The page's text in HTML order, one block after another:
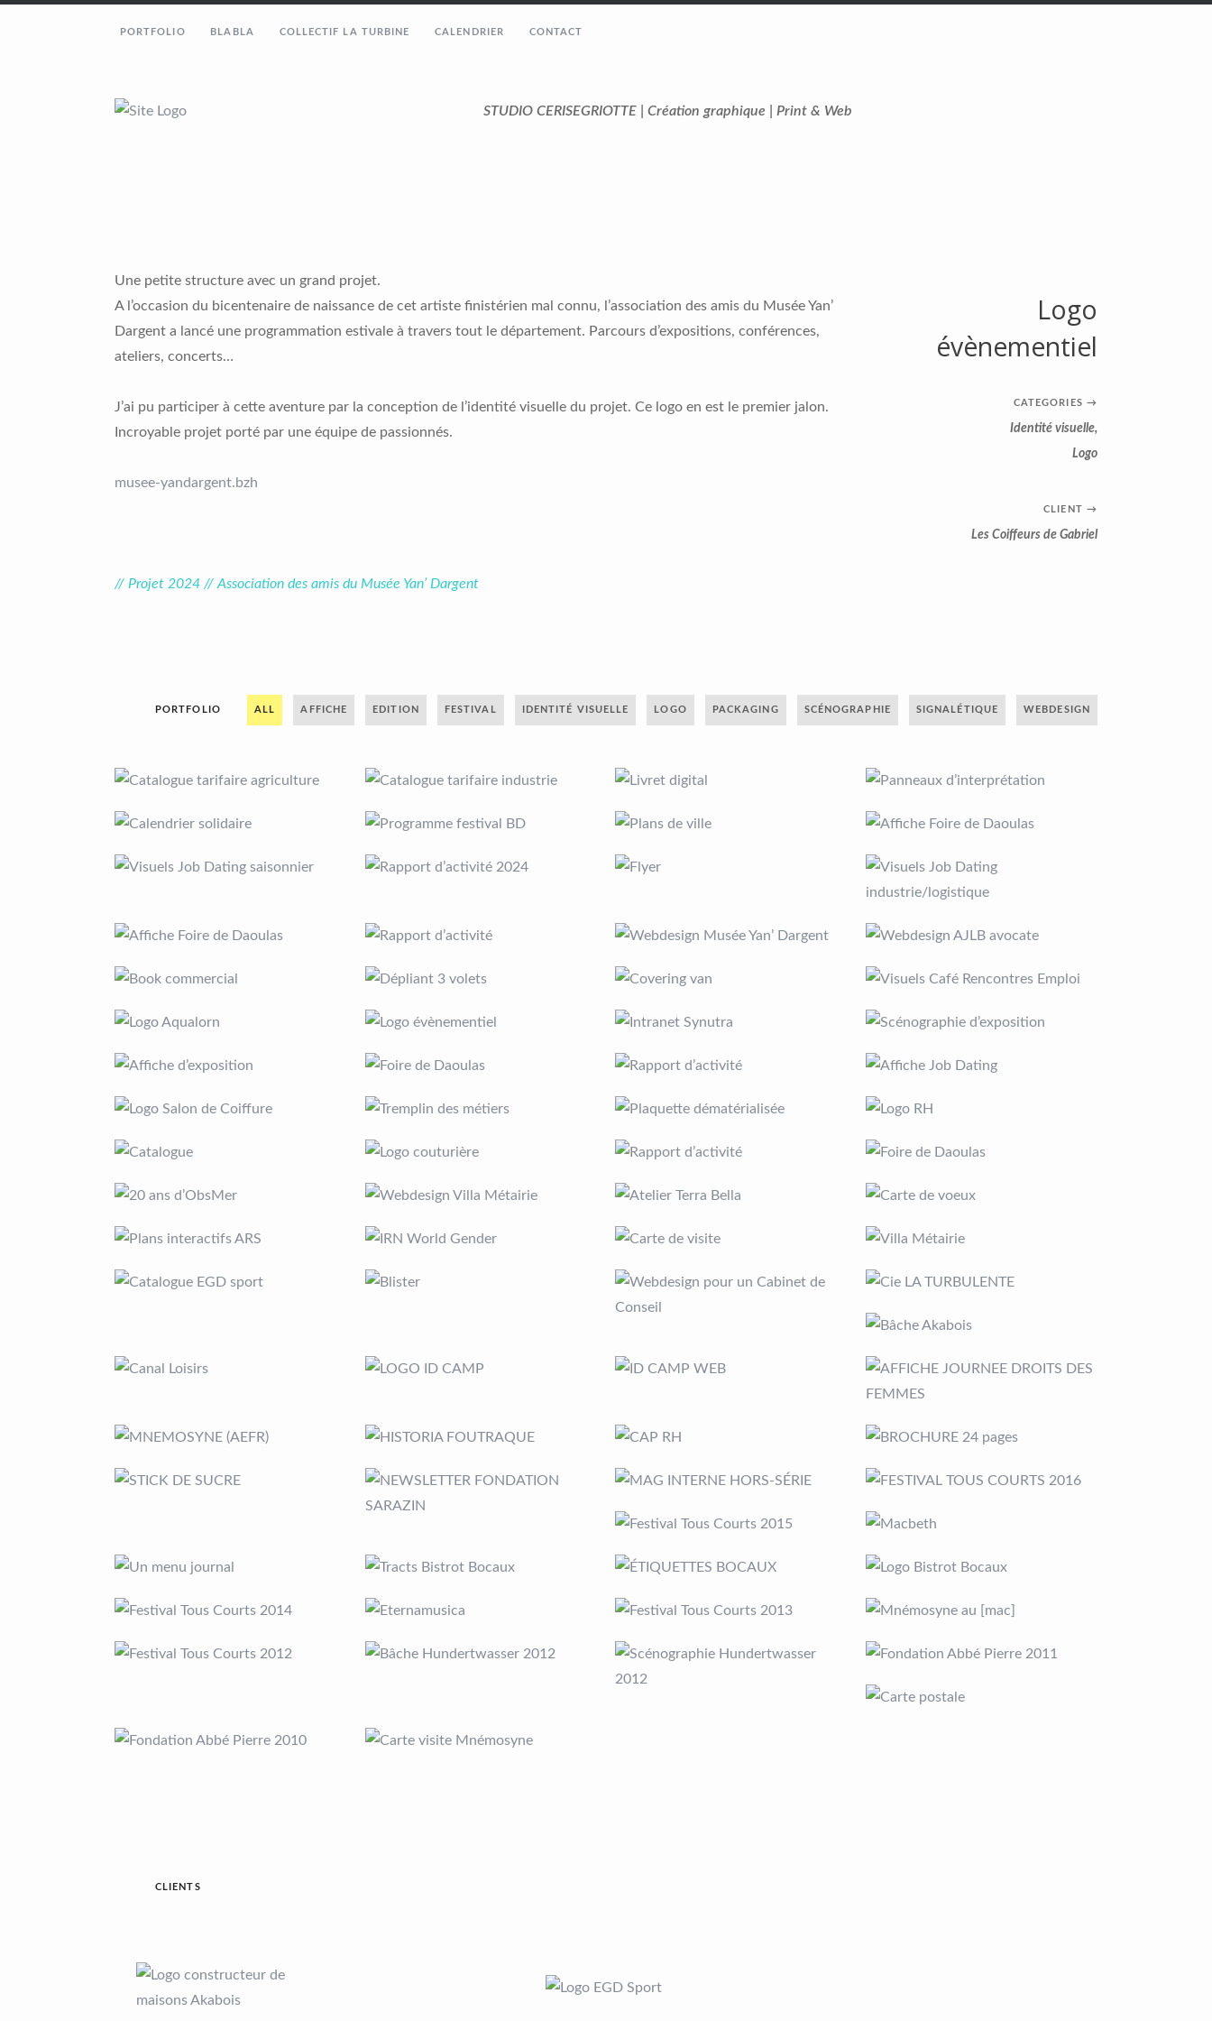
PORTFOLIO BLABLA COLLECTIF LA TURBINE CALENDRIER CONTACT
STUDIO CERISEGRIOTTE | Création graphique | Print & Web
Une petite structure avec un grand projet.
A l’occasion du bicentenaire de naissance de cet artiste finistérien mal connu, l’association des amis du Musée Yan’
Dargent a lancé une programmation estivale à travers tout le département. Parcours d’expositions, conférences,
ateliers, concerts…
J’ai pu participer à cette aventure par la conception de l’identité visuelle du projet. Ce logo en est le premier jalon.
Incroyable projet porté par une équipe de passionnés.
musee-yandargent.bzh
// Projet 2024 // Association des amis du Musée Yan’ Dargent
Logo
évènementiel
CATEGORIES →
Identité visuelle,
Logo
CLIENT →
Les Coiffeurs de Gabriel
PORTFOLIO ALL AFFICHE EDITION FESTIVAL IDENTITÉ VISUELLE LOGO PACKAGING SCÉNOGRAPHIE SIGNALÉTIQUE WEBDESIGN
CLIENTS